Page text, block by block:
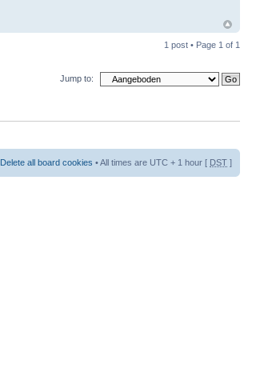
1 post • Page 1 of 1
Jump to:
Delete all board cookies • All times are UTC + 1 hour [ DST ]